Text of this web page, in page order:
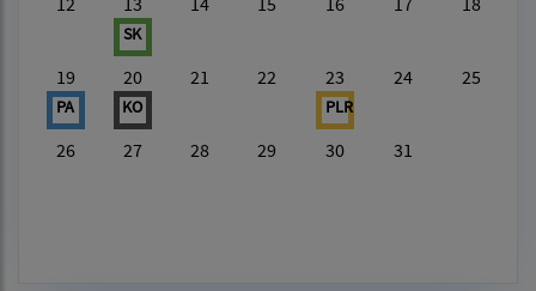
SK
19
PA
20
KO
21 22 23
PLR
24 25
26 27 28 29 30 31